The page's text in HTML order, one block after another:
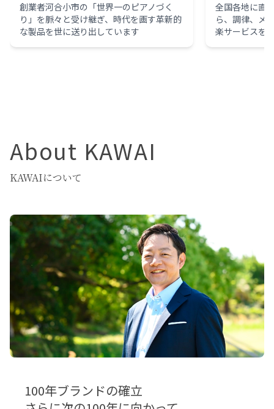
創業者河合小市の「世界一のピアノづく
り」を脈々と受け継ぎ、時代を画す革新的
な製品を世に送り出しています
全国各地に直
ら、調律、メ
楽サービスを
About KAWAI
KAWAIについて
100年ブランドの確立